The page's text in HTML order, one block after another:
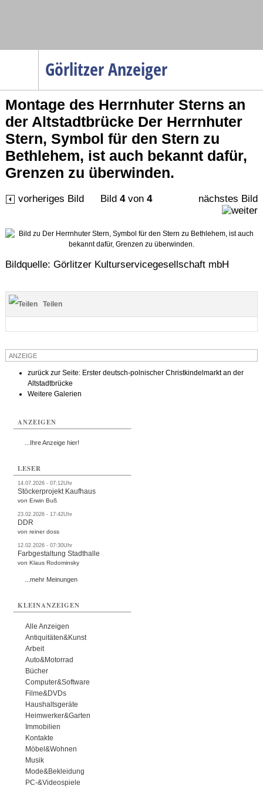
Görlitzer Anzeiger
Menüpunkte
Startseite
Politik
Gesellschaft
Wirtschaft
Service
Verkehr
Sport
Kostenlos
Montage des Herrnhuter Sterns an
der Altstadtbrücke Der Herrnhuter
Stern, Symbol für den Stern zu
Bethlehem, ist auch bekannt dafür,
Grenzen zu überwinden.
vorheriges Bild Bild4von4 nächstes Bild
Bildquelle: Görlitzer Kulturservicegesellschaft mbH
Teilen
ANZEIGE
zurück zur Seite: Erster deutsch-polnischer Christkindelmarkt an der
Altstadtbrücke
Weitere Galerien
ANZEIGEN
...Ihre Anzeige hier!
LESER
14.07.2026 - 07:12Uhr
Stöckerprojekt Kaufhaus
von Erwin Buß
23.02.2026 - 17:42Uhr
DDR
von reiner doss
12.02.2026 - 07:30Uhr
Farbgestaltung Stadthalle
von Klaus Rodominsky
...mehr Meinungen
KLEINANZEIGEN
Alle Anzeigen
Antiquitäten&Kunst
Arbeit
Auto&Motorrad
Bücher
Computer&Software
Filme&DVDs
Haushaltsgeräte
Heimwerker&Garten
Immobilien
Kontakte
Möbel&Wohnen
Musik
Mode&Bekleidung
PC-&Videospiele